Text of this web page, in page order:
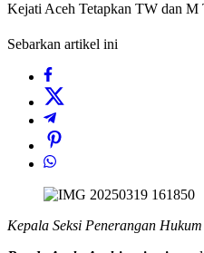
Kejati Aceh Tetapkan TW dan M
Sebarkan artikel ini
Kepala Seksi Penerangan